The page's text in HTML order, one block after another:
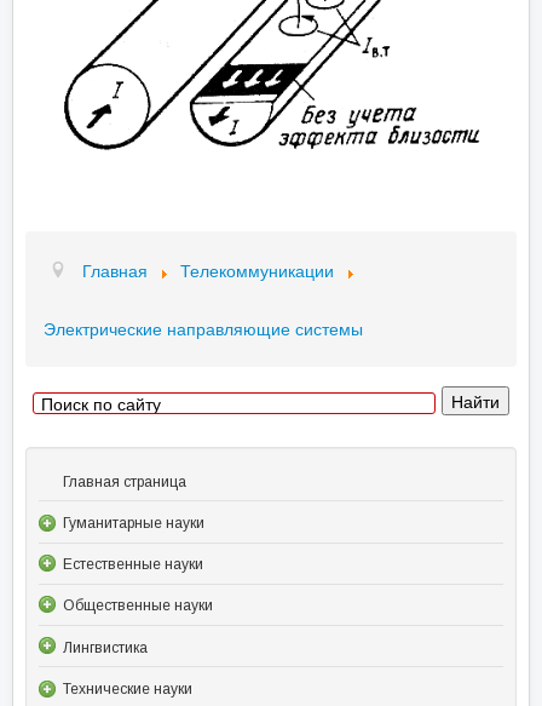
Главная Телекоммуникации
Электрические направляющие системы
Главная страница
Гуманитарные науки
Естественные науки
Общественные науки
Лингвистика
Технические науки